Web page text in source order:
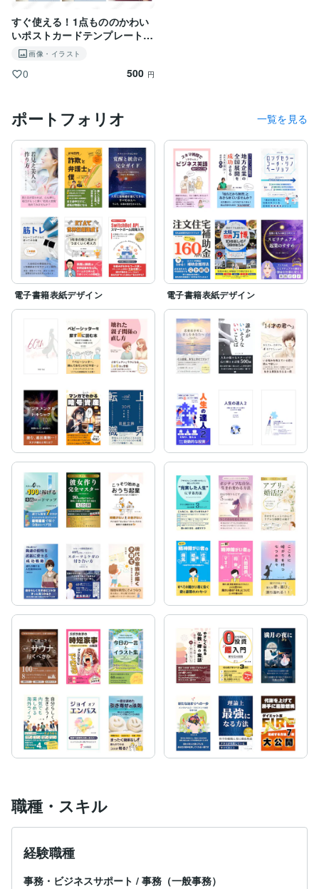
すぐ使える！1点もののかわい
いポストカードテンプレート
（くまのニット帽）
画像・イラスト
0 500 円
ポートフォリオ 一覧を見る
電子書籍表紙デザイン 電子書籍表紙デザイン
職種・スキル
経験職種
事務・ビジネスサポート / 事務（一般事務）